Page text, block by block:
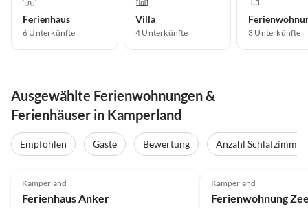
Ferienhaus
6 Unterkünfte
Villa
4 Unterkünfte 3 Unterkünfte
Ausgewählte Ferienwohnungen &
Ferienhäuser in Kamperland
Empfohlen Gäste Bewertung Anzahl Schlafzimmer
Kamperland
Ferienhaus Anker
Kamperland